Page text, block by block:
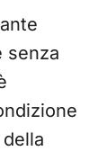
senza